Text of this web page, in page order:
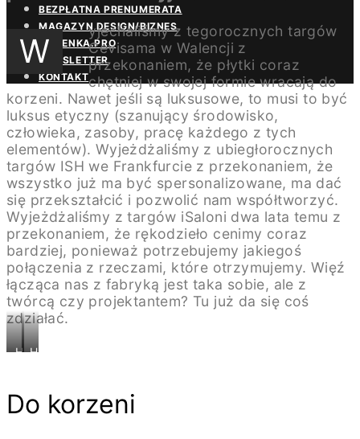
BEZPŁATNA PRENUMERATA
MAGAZYN DESIGN/BIZNES
ŁAZIENKA.PRO
NEWSLETTER
KONTAKT
W
yjechaliśmy z tegorocznych targów
Cevisama w Walencji z
przekonaniem, że płytki coraz
chętniej w swojej formie wracają do
korzeni. Nawet jeśli są luksusowe, to musi to być
luksus etyczny (szanujący środowisko,
człowieka, zasoby, pracę każdego z tych
elementów). Wyjeżdżaliśmy z ubiegłorocznych
targów ISH we Frankfurcie z przekonaniem, że
wszystko już ma być spersonalizowane, ma dać
się przekształcić i pozwolić nam współtworzyć.
Wyjeżdżaliśmy z targów iSaloni dwa lata temu z
przekonaniem, że rękodzieło cenimy coraz
bardziej, ponieważ potrzebujemy jakiegoś
połączenia z rzeczami, które otrzymujemy. Więź
łącząca nas z fabryką jest taka sobie, ale z
twórcą czy projektantem? Tu już da się coś
zdziałać.
HOTEL
SUITE
HOTEL
HOTEL
SUITE
HOTEL
Do korzeni